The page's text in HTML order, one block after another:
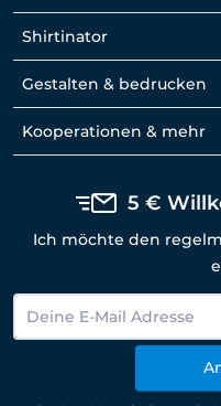
Shirtinator
Gestalten & bedrucken
Kooperationen & mehr
5 €
Ich möchte den